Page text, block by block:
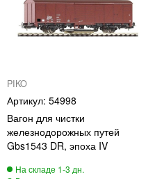
PIKO
54998
Вагон для чистки
железнодорожных путей
Gbs1543 DR, эпоха IV